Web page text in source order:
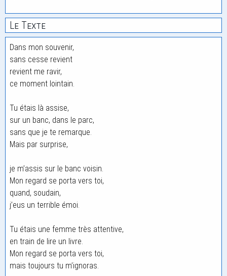
Le Texte
Dans mon souvenir,
sans cesse revient
revient me ravir,
ce moment lointain.
Tu étais là assise,
sur un banc, dans le parc,
sans que je te remarque.
Mais par surprise,
je m’assis sur le banc voisin.
Mon regard se porta vers toi,
quand, soudain,
j’eus un terrible émoi.
Tu étais une femme très attentive,
en train de lire un livre.
Mon regard se porta vers toi,
mais toujours tu m’ignoras.